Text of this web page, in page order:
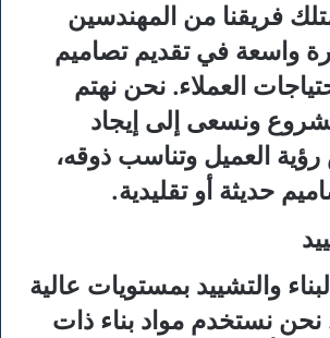
فريقنا من المهندسين
واسعة في تقديم تصاميم
العملاء. نحن نهتم
ونسعى إلى إيجاد
العميل وتناسب ذوقه،
حديثة أو تقليدية.
والتشييد بمستويات عالية
نحن نستخدم مواد بناء ذات